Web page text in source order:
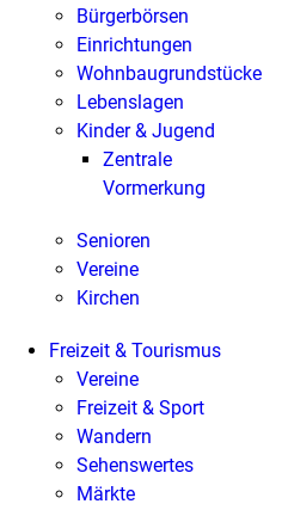
Bürgerbörsen
Einrichtungen
Wohnbaugrundstücke
Lebenslagen
Kinder & Jugend
Zentrale
Vormerkung
Senioren
Vereine
Kirchen
Freizeit & Tourismus
Vereine
Freizeit & Sport
Wandern
Sehenswertes
Märkte